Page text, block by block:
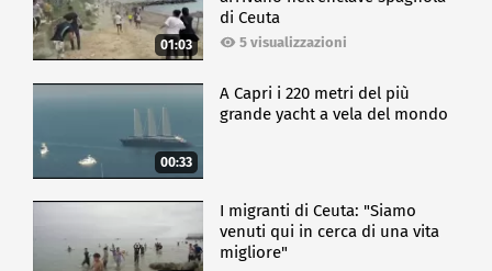
01:03
di Ceuta
5 visualizzazioni
00:33
A Capri i 220 metri del più
grande yacht a vela del mondo
I migranti di Ceuta: "Siamo
venuti qui in cerca di una vita
migliore"